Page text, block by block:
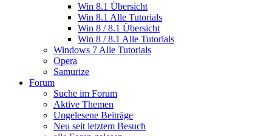
Win 8.1 Übersicht
Win 8.1 Alle Tutorials
Win 8 / 8.1 Übersicht
Win 8 / 8.1 Alle Tutorials
Windows 7 Alle Tutorials
Opera
Samurize
Forum
Suche im Forum
Aktive Themen
Ungelesene Beiträge
Neu seit letztem Besuch